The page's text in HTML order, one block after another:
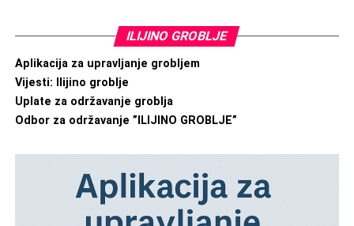
ILIJINO GROBLJE
Aplikacija za upravljanje grobljem
Vijesti: Ilijino groblje
Uplate za održavanje groblja
Odbor za održavanje ”ILIJINO GROBLJE”